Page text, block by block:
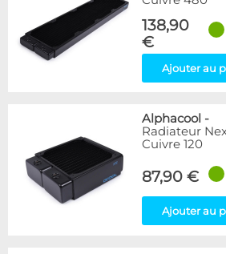
138,90
€
Ajouter au
Alphacool -
Radiateur
Cuivre 120
87,90 €
Ajouter au